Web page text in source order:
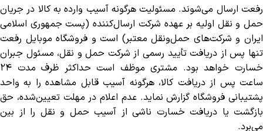
رفعت ارسال می‌شوند. مسئولیت هرگونه آسیب وارده به کالا در جریان
حمل و نقل اولیه بر عهده شرکت ارسال‌کننده (پست جمهوری اسلامی
ایران و شرکت‌های حمل‌ونقل معتبر) است و فروشگاه موبایل رفعت
تنها پس از دریافت تأیید رسمی از شرکت حمل و نقل، مسئول جبران
خسارت خواهد بود. مشتری موظف است حداکثر ظرف مدت ۲۴
ساعت پس از دریافت کالا، هرگونه آسیب قابل مشاهده را به واحد
پشتیبانی فروشگاه گزارش نماید. عدم اعلام در مهلت تعیین‌شده، حق
بازگشت یا دریافت خسارت ناشی از آسیب حمل و نقل را از بین
می‌برد.